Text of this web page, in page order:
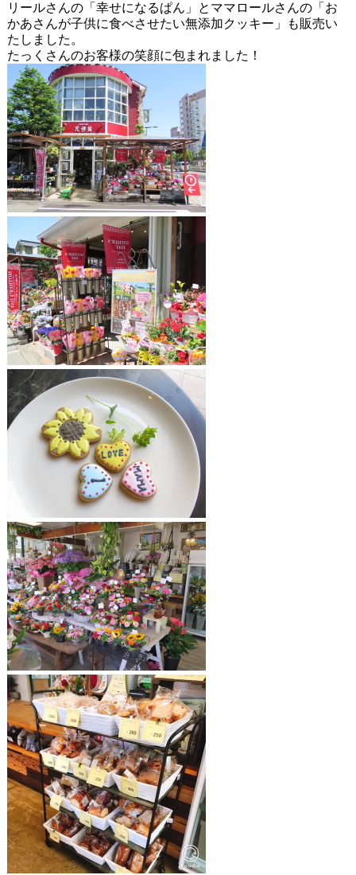
リールさんの「幸せになるぱん」とママロールさんの「お
かあさんが子供に食べさせたい無添加クッキー」も販売い
たしました。
たっくさんのお客様の笑顔に包まれました！